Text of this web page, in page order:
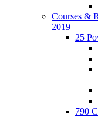
Courses &
2019
25
790